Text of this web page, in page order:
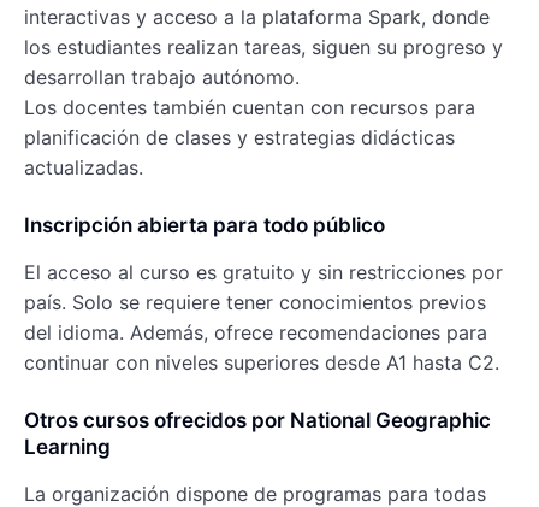
interactivas y acceso a la plataforma Spark, donde
los estudiantes realizan tareas, siguen su progreso y
desarrollan trabajo autónomo.
Los docentes también cuentan con recursos para
planificación de clases y estrategias didácticas
actualizadas.
Inscripción abierta para todo público
El acceso al curso es gratuito y sin restricciones por
país. Solo se requiere tener conocimientos previos
del idioma. Además, ofrece recomendaciones para
continuar con niveles superiores desde A1 hasta C2.
Otros cursos ofrecidos por National Geographic
Learning
La organización dispone de programas para todas